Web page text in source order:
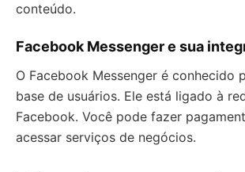
conteúdo.
Facebook Messenger e sua
O Facebook Messenger é conhecido
base de usuários. Ele está ligado à
Facebook. Você pode fazer
acessar serviços de negócios.